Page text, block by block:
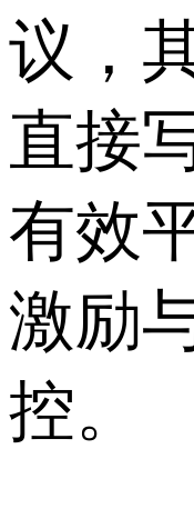
议，
直接
有效
激励
控。